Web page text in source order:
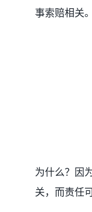
事索赔相关。
为什么？因
关，而责任